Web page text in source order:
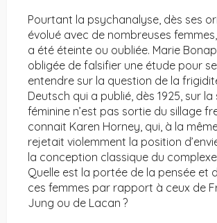
Pourtant la psychanalyse, dès ses
évolué avec de nombreuses
a été éteinte ou oubliée. Marie
obligée de falsifier une étude pour
entendre sur la question de la
Deutsch qui a publié, dès 1925, sur
féminine n’est pas sortie du sillage
connait Karen Horney, qui, à la
rejetait violemment la position
la conception classique du
Quelle est la portée de la pensée et
ces femmes par rapport à ceux de
Jung ou de Lacan ?